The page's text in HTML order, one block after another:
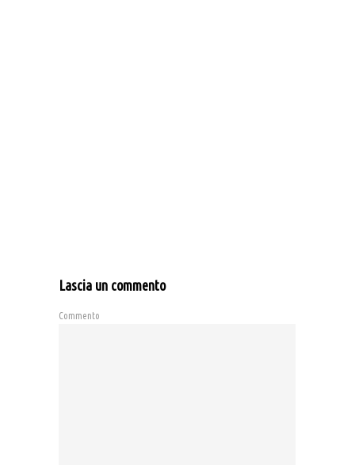
Lascia un commento
Commento